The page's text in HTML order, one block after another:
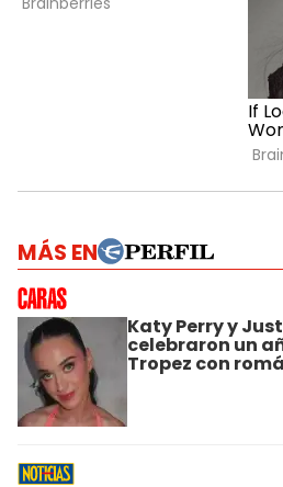
MÁS EN
Katy Perry y
celebraron un
Tropez con